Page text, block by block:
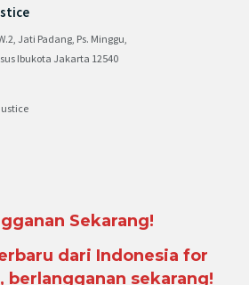
Jati Padang, Ps. Minggu,
Ibukota Jakarta 12540
Sekarang!
dari Indonesia for
berlangganan sekarang!